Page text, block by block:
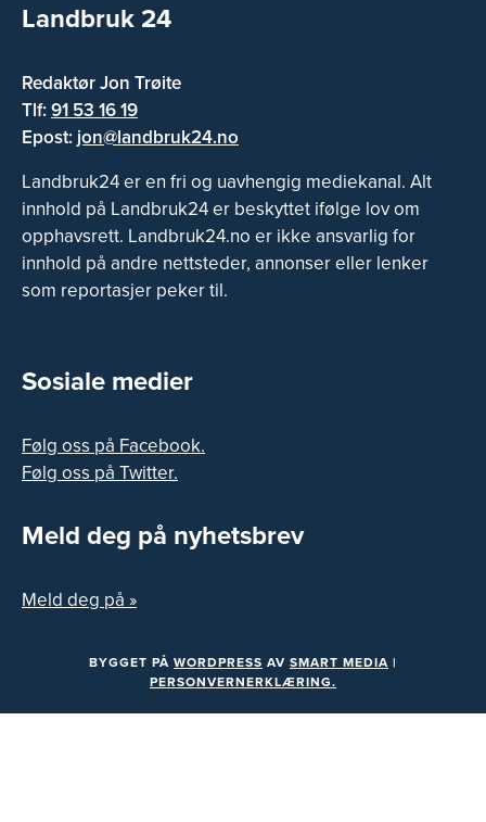
Landbruk 24
Redaktør Jon Trøite
Tlf:91 53 16 19
Epost: jon@landbruk24.no
Landbruk24 er en fri og uavhengig mediekanal. Alt
innhold på Landbruk24 er beskyttet ifølge lov om
opphavsrett. Landbruk24.no er ikke ansvarlig for
innhold på andre nettsteder, annonser eller lenker
som reportasjer peker til.
Sosiale medier
Følg oss på Facebook.
Følg oss på Twitter.
Meld deg på nyhetsbrev
Meld deg på »
BYGGET PÅ WORDPRESS AV SMART MEDIA |
PERSONVERNERKLÆRING.